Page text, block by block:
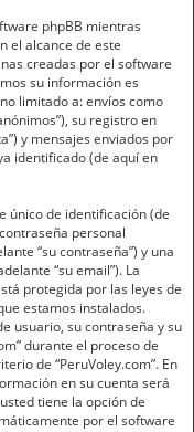
phpBB mientras
el alcance de este
creadas por el software
su información es
limitado a: envíos como
su registro en
y mensajes enviados por
identificado (de aquí en
único de identificación (de
personal
“su contraseña”) y una
“su email”). La
protegida por las leyes de
estamos instalados.
usuario, su contraseña y su
durante el proceso de
de “PeruVoley.com”. En
en su cuenta será
tiene la opción de
por el software